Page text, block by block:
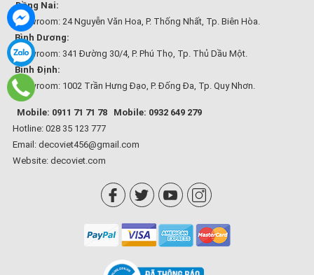
Đồng Nai:
Showroom: 24 Nguyễn Văn Hoa, P. Thống Nhất, Tp. Biên Hòa.
Bình Dương:
Showroom: 341 Đường 30/4, P. Phú Thọ, Tp. Thủ Dầu Một.
Bình Định:
Showroom: 1002 Trần Hưng Đạo, P. Đống Đa, Tp. Quy Nhơn.
Mobile: 0911 71 71 78
Mobile: 0932 649 279
Hotline: 028 35 123 777
Email: decoviet456@gmail.com
Website: decoviet.com